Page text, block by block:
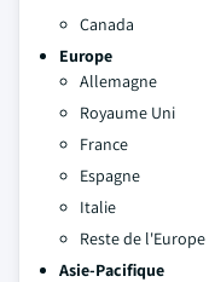
Canada
Europe
Allemagne
Royaume Uni
France
Espagne
Italie
Reste de l'Europe
Asie-Pacifique